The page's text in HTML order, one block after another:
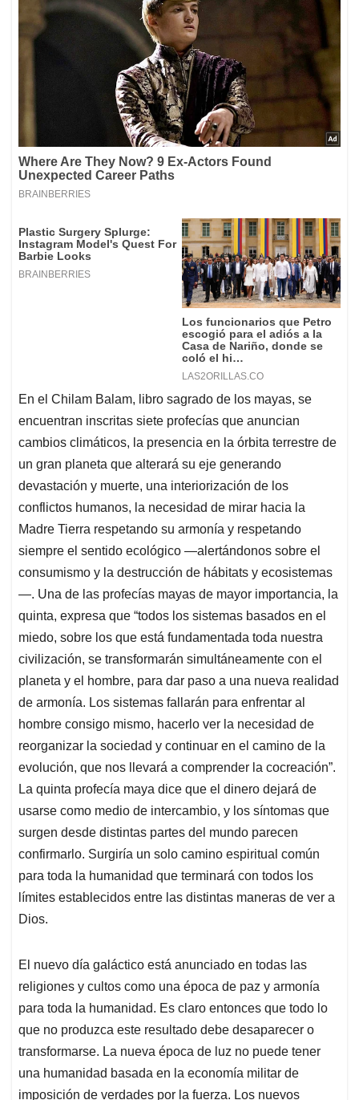
En el Chilam Balam, libro sagrado de los mayas, se
encuentran inscritas siete profecías que anuncian
cambios climáticos, la presencia en la órbita terrestre de
un gran planeta que alterará su eje generando
devastación y muerte, una interiorización de los
conflictos humanos, la necesidad de mirar hacia la
Madre Tierra respetando su armonía y respetando
siempre el sentido ecológico —alertándonos sobre el
consumismo y la destrucción de hábitats y ecosistemas
—. Una de las profecías mayas de mayor importancia, la
quinta, expresa que “todos los sistemas basados en el
miedo, sobre los que está fundamentada toda nuestra
civilización, se transformarán simultáneamente con el
planeta y el hombre, para dar paso a una nueva realidad
de armonía. Los sistemas fallarán para enfrentar al
hombre consigo mismo, hacerlo ver la necesidad de
reorganizar la sociedad y continuar en el camino de la
evolución, que nos llevará a comprender la cocreación”.
La quinta profecía maya dice que el dinero dejará de
usarse como medio de intercambio, y los síntomas que
surgen desde distintas partes del mundo parecen
confirmarlo. Surgiría un solo camino espiritual común
para toda la humanidad que terminará con todos los
límites establecidos entre las distintas maneras de ver a
Dios.
El nuevo día galáctico está anunciado en todas las
religiones y cultos como una época de paz y armonía
para toda la humanidad. Es claro entonces que todo lo
que no produzca este resultado debe desaparecer o
transformarse. La nueva época de luz no puede tener
una humanidad basada en la economía militar de
imposición de verdades por la fuerza. Los nuevos